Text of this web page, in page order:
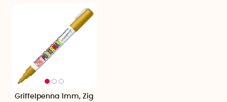
Griffelpenna 1mm, Zig